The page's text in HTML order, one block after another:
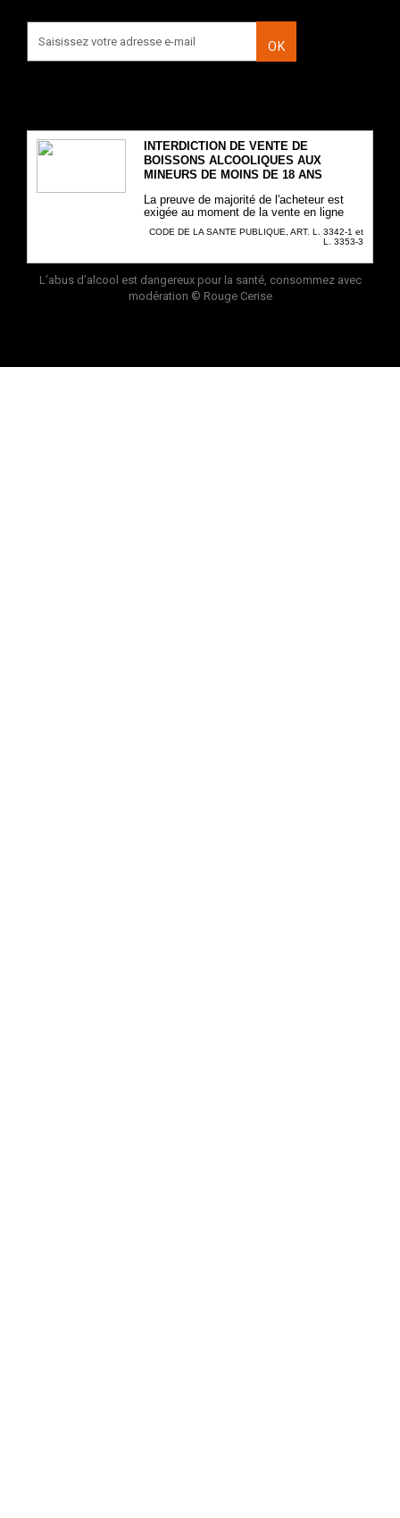
OK
INTERDICTION DE VENTE DE
BOISSONS ALCOOLIQUES AUX
MINEURS DE MOINS DE 18 ANS
La preuve de majorité de l'acheteur est
exigée au moment de la vente en ligne
CODE DE LA SANTE PUBLIQUE, ART. L. 3342-1 et
L. 3353-3
L’abus d’alcool est dangereux pour la santé, consommez avec
modération © Rouge Cerise